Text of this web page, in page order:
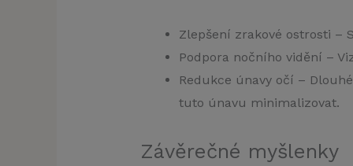
Zlepšení zrakové ostrosti –
Podpora nočního vidění –
Redukce únavy očí –
tuto únavu minimalizovat.
Závěrečné myšlenky